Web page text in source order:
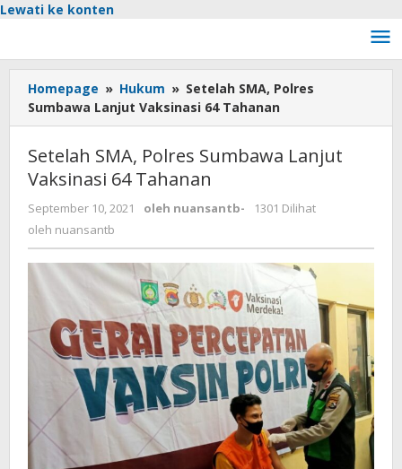
Lewati ke konten
Homepage » Hukum » Setelah SMA, Polres
Sumbawa Lanjut Vaksinasi 64 Tahanan
Setelah SMA, Polres Sumbawa Lanjut
Vaksinasi 64 Tahanan
September 10, 2021 oleh nuansantb-
1301 Dilihat
oleh nuansantb